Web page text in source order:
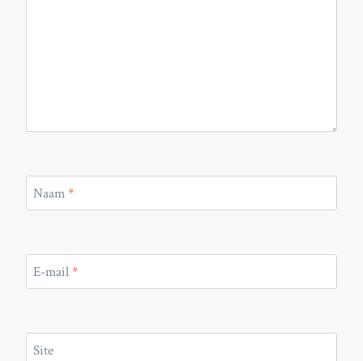
Naam*
E-mail*
Site